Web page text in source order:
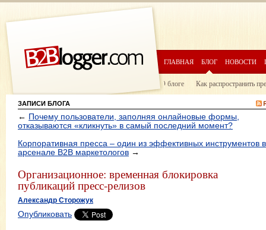
ГЛАВНАЯ БЛОГ НОВОСТИ
О блоге Как распространить
ЗАПИСИ БЛОГА
← Почему пользователи, заполняя онлайновые формы,
отказываются «кликнуть» в самый последний момент?
Корпоративная пресса – один из эффективных инструментов в
арсенале B2B маркетологов →
Организационное: временная блокировка
публикаций пресс-релизов
Александр Сторожук
Опубликовать